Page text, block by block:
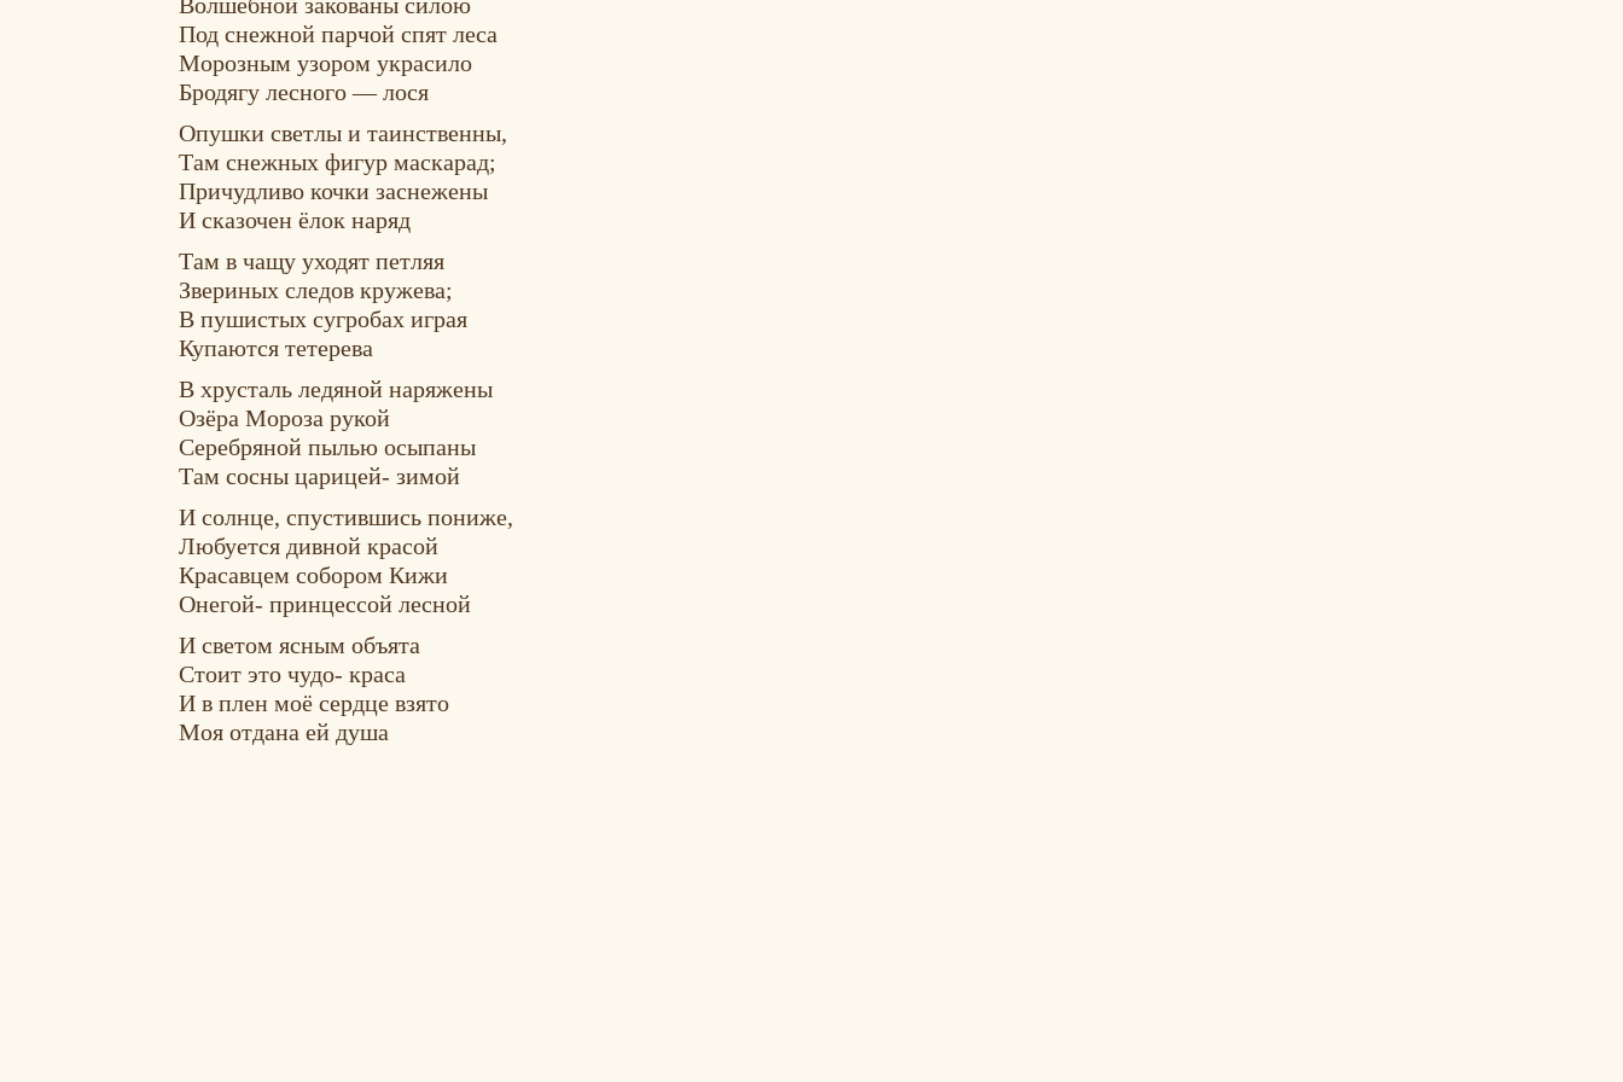
Под снежной парчой спят леса
Морозным узором украсило
Бродягу лесного — лося
Опушки светлы и таинственны,
Там снежных фигур маскарад;
Причудливо кочки заснежены
И сказочен ёлок наряд
Там в чащу уходят петляя
Звериных следов кружева;
В пушистых сугробах играя
Купаются тетерева
В хрусталь ледяной наряжены
Озёра Мороза рукой
Серебряной пылью осыпаны
Там сосны царицей- зимой
И солнце, спустившись пониже,
Любуется дивной красой
Красавцем собором Кижи
Онегой- принцессой лесной
И светом ясным объята
Стоит это чудо- краса
И в плен моё сердце взято
Моя отдана ей душа